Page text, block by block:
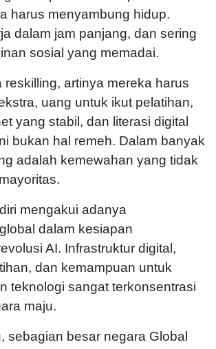
harus menyambung hidup.
dalam jam panjang, dan sering
sosial yang memadai.
reskilling, artinya mereka harus
uang untuk ikut pelatihan,
yang stabil, dan literasi digital
bukan hal remeh. Dalam banyak
adalah kemewahan yang tidak
mengakui adanya
dalam kesiapan
AI. Infrastruktur digital,
dan kemampuan untuk
teknologi sangat terkonsentrasi
maju.
sebagian besar negara Global